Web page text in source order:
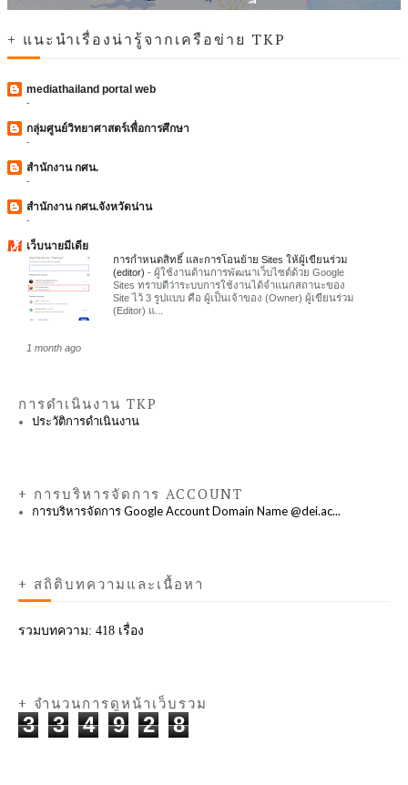
+ แนะนำเรื่องน่ารู้จากเครือข่าย TKP
mediathailand portal web
-
กลุ่มศูนย์วิทยาศาสตร์เพื่อการศึกษา
-
สำนักงาน กศน.
-
สำนักงาน กศน.จังหวัดน่าน
-
เว็บนายมีเดีย
การกำหนดสิทธิ์ และการโอนย้าย Sites ให้ผู้เขียนร่วม
(editor) - ผู้ใช้งานด้านการพัฒนาเว็บไซต์ด้วย Google
Sites ทราบดีว่าระบบการใช้งานได้จำแนกสถานะของ
Site ไว้ 3 รูปแบบ คือ ผู้เป็นเจ้าของ (Owner) ผู้เขียนร่วม
(Editor) แ...
1 month ago
การดำเนินงาน TKP
ประวัติการดำเนินงาน
+ การบริหารจัดการ ACCOUNT
การบริหารจัดการ Google Account Domain Name @dei.ac...
+ สถิติบทความและเนื้อหา
รวมบทความ: 418 เรื่อง
+ จำนวนการดูหน้าเว็บรวม
3 3 4 9 2 8